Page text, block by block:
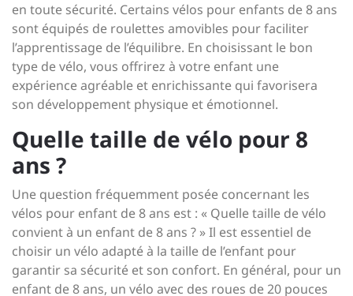
en toute sécurité. Certains vélos pour enfants de 8 ans
sont équipés de roulettes amovibles pour faciliter
l’apprentissage de l’équilibre. En choisissant le bon
type de vélo, vous offrirez à votre enfant une
expérience agréable et enrichissante qui favorisera
son développement physique et émotionnel.
Quelle taille de vélo pour 8
ans ?
Une question fréquemment posée concernant les
vélos pour enfant de 8 ans est : « Quelle taille de vélo
convient à un enfant de 8 ans ? » Il est essentiel de
choisir un vélo adapté à la taille de l’enfant pour
garantir sa sécurité et son confort. En général, pour un
enfant de 8 ans, un vélo avec des roues de 20 pouces